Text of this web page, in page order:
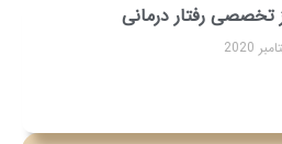
تخصصی رفتار درمانی